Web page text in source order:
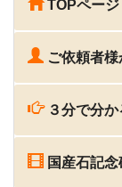
TOPページ
ご依頼者
３分で分か
国産石記